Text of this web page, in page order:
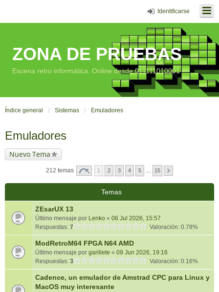
Identificarse
ZONA DE PRUEBAS
Escena retro informática. Online desde 011111010001
Índice general Sistemas Emuladores
Emuladores
Nuevo Tema
212 temas 1 2 3 4 5 15
Temas
ZEsarUX 13
Último mensaje por Lenko « 06 Jul 2026, 15:57
Respuestas: 7 Valoración: 0.78%
ModRetroM64 FPGA N64 AMD
Último mensaje por garillete « 09 Jun 2026, 19:16
Respuestas: 3 Valoración: 0.16%
Cadence, un emulador de Amstrad CPC para Linux y
MacOS muy interesante